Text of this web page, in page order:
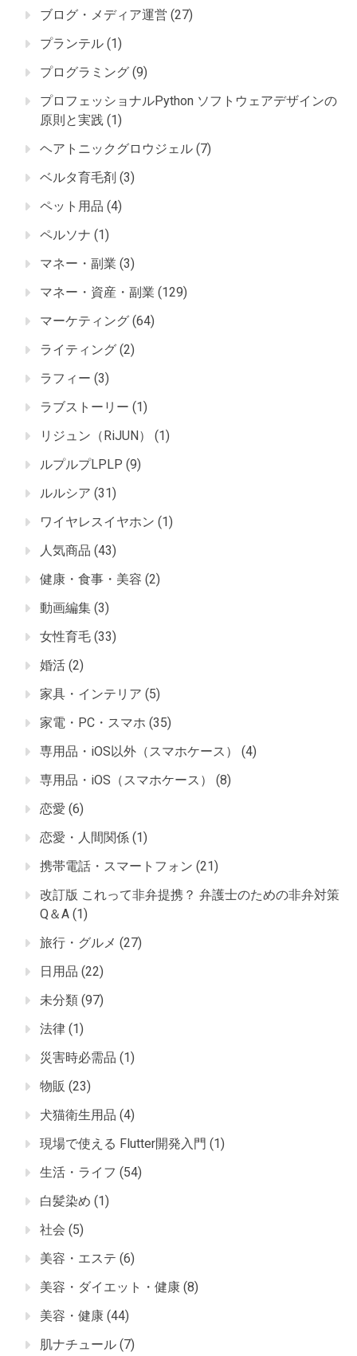
ブログ・メディア運営 (27)
プランテル (1)
プログラミング (9)
プロフェッショナルPython ソフトウェアデザインの
原則と実践 (1)
ヘアトニックグロウジェル (7)
ベルタ育毛剤 (3)
ペット用品 (4)
ペルソナ (1)
マネー・副業 (3)
マネー・資産・副業 (129)
マーケティング (64)
ライティング (2)
ラフィー (3)
ラブストーリー (1)
リジュン（RiJUN）
(1)
ルプルプLPLP (9)
ルルシア (31)
ワイヤレスイヤホン (1)
人気商品 (43)
健康・食事・美容 (2)
動画編集 (3)
女性育毛 (33)
婚活 (2)
家具・インテリア (5)
家電・PC・スマホ (35)
専用品・iOS以外（スマホケース）
(4)
専用品・iOS（スマホケース）
(8)
恋愛 (6)
恋愛・人間関係 (1)
携帯電話・スマートフォン (21)
改訂版 これって非弁提携？ 弁護士のための非弁対策
Q＆A (1)
旅行・グルメ (27)
日用品 (22)
未分類 (97)
法律 (1)
災害時必需品 (1)
物販 (23)
犬猫衛生用品 (4)
現場で使える Flutter開発入門 (1)
生活・ライフ (54)
白髪染め (1)
社会 (5)
美容・エステ (6)
美容・ダイエット・健康 (8)
美容・健康 (44)
肌ナチュール (7)